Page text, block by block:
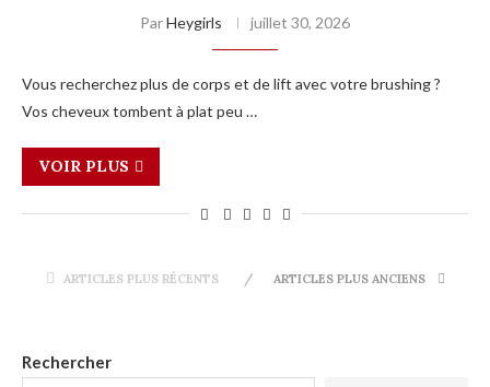
ParHeygirls juillet 30, 2026
Vous recherchez plus de corps et de lift avec votre brushing ?
Vos cheveux tombent à plat peu …
VOIR PLUS
ARTICLES PLUS RÉCENTS ARTICLES PLUS ANCIENS
Rechercher